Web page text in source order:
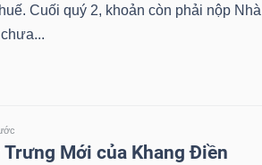
Cuối quý 2, khoản còn phải nộp Nhà
Mới của Khang Điền